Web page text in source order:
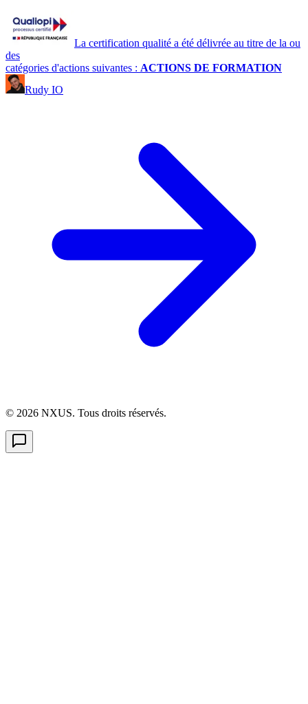
La certification qualité a été délivrée au titre de la ou
des
catégories d'actions suivantes : ACTIONS DE FORMATION
Rudy IO
© 2026 NXUS. Tous droits réservés.